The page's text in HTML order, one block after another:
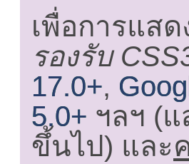
เพื่อการแส
รองรับ
17.0+,
5.0+ ฯลฯ (
ขึ้นไป) และ